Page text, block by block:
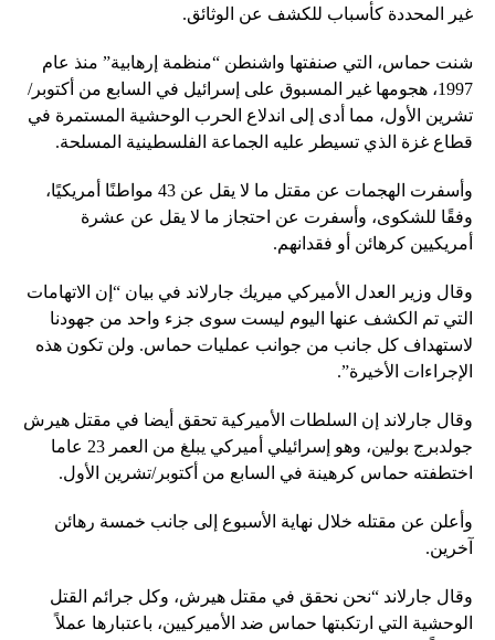
غير المحددة كأسباب للكشف عن الوثائق.
شنت حماس، التي صنفتها واشنطن “منظمة إرهابية” منذ عام
1997، هجومها غير المسبوق على إسرائيل في السابع من أكتوبر/
تشرين الأول، مما أدى إلى اندلاع الحرب الوحشية المستمرة في
قطاع غزة الذي تسيطر عليه الجماعة الفلسطينية المسلحة.
وأسفرت الهجمات عن مقتل ما لا يقل عن 43 مواطنًا أمريكيًا،
وفقًا للشكوى، وأسفرت عن احتجاز ما لا يقل عن عشرة
أمريكيين كرهائن أو فقدانهم.
وقال وزير العدل الأميركي ميريك جارلاند في بيان “إن الاتهامات
التي تم الكشف عنها اليوم ليست سوى جزء واحد من جهودنا
لاستهداف كل جانب من جوانب عمليات حماس. ولن تكون هذه
الإجراءات الأخيرة”.
وقال جارلاند إن السلطات الأميركية تحقق أيضا في مقتل هيرش
جولدبرج بولين، وهو إسرائيلي أميركي يبلغ من العمر 23 عاما
اختطفته حماس كرهينة في السابع من أكتوبر/تشرين الأول.
وأعلن عن مقتله خلال نهاية الأسبوع إلى جانب خمسة رهائن
آخرين.
وقال جارلاند “نحن نحقق في مقتل هيرش، وكل جرائم القتل
الوحشية التي ارتكبتها حماس ضد الأميركيين، باعتبارها عملاً